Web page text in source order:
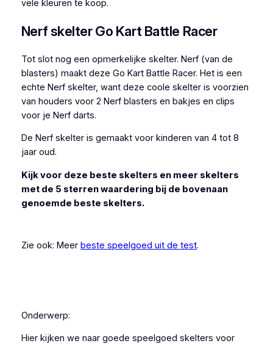
vele kleuren te koop.
Nerf skelter Go Kart Battle Racer
Tot slot nog een opmerkelijke skelter. Nerf (van de
blasters) maakt deze Go Kart Battle Racer. Het is een
echte Nerf skelter, want deze coole skelter is voorzien
van houders voor 2 Nerf blasters en bakjes en clips
voor je Nerf darts.
De Nerf skelter is gemaakt voor kinderen van 4 tot 8
jaar oud.
Kijk voor deze beste skelters en meer skelters
met de 5 sterren waardering bij de bovenaan
genoemde beste skelters.
Zie ook: Meer beste speelgoed uit de test.
Onderwerp:
Hier kijken we naar goede speelgoed skelters voor